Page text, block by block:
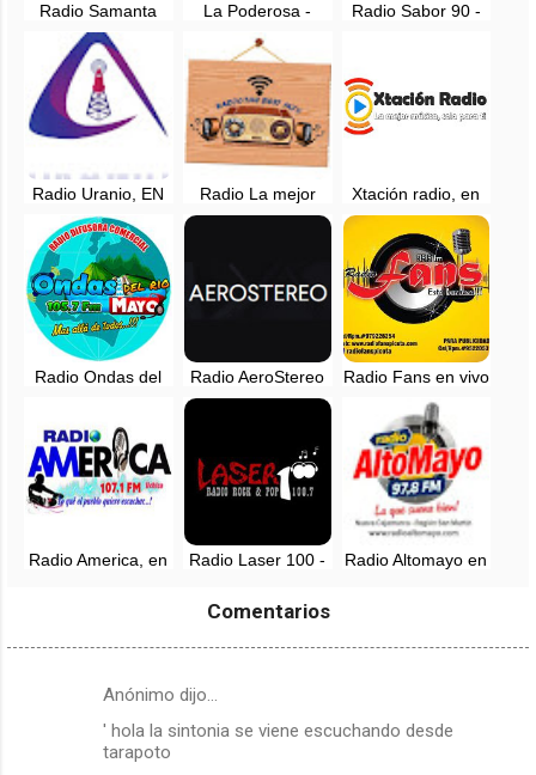
Radio Samanta
Tarapoto en vivo
La Poderosa -
San Martín
Radio Sabor 90 -
Radio Uranio, EN
VIVO - Rioja, San
Martin
Radio La mejor
mezcla, EN VIVO -
Xtación radio, en
vivo - Tarapoto,
San Martin
Radio Ondas del
Cajamarca
Radio AeroStereo
en vivo - Uchiza,
Radio Fans en vivo
Martin - 95.5 FM
Radio America, en
Radio Laser 100 -
Radio Altomayo en
Comentarios
Anónimo dijo…
' hola la sintonia se viene escuchando desde
tarapoto